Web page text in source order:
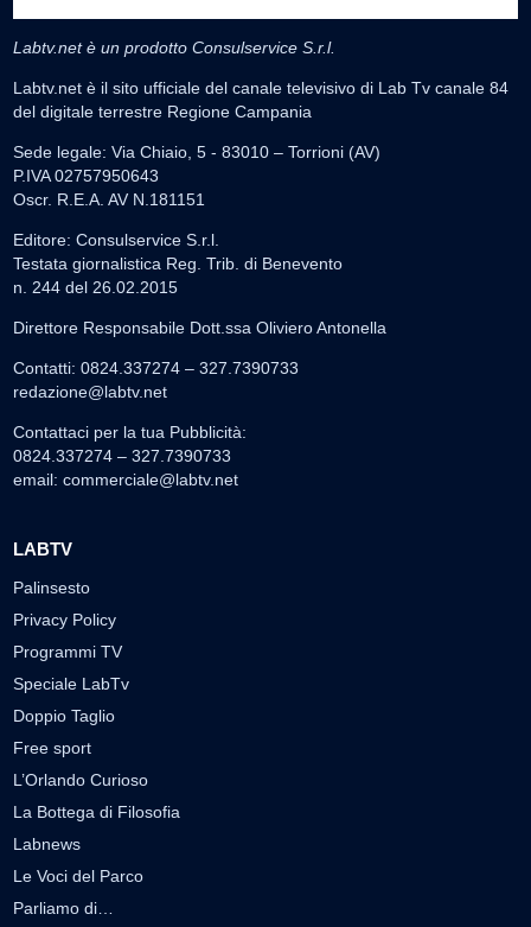
Labtv.net è un prodotto Consulservice S.r.l.
Labtv.net è il sito ufficiale del canale televisivo di Lab Tv canale 84
del digitale terrestre Regione Campania
Sede legale: Via Chiaio, 5 - 83010 – Torrioni (AV)
P.IVA 02757950643
Oscr. R.E.A. AV N.181151
Editore: Consulservice S.r.l.
Testata giornalistica Reg. Trib. di Benevento
n. 244 del 26.02.2015
Direttore Responsabile Dott.ssa Oliviero Antonella
Contatti: 0824.337274 – 327.7390733
redazione@labtv.net
Contattaci per la tua Pubblicità:
0824.337274 – 327.7390733
email: commerciale@labtv.net
LABTV
Palinsesto
Privacy Policy
Programmi TV
Speciale LabTv
Doppio Taglio
Free sport
L’Orlando Curioso
La Bottega di Filosofia
Labnews
Le Voci del Parco
Parliamo di…